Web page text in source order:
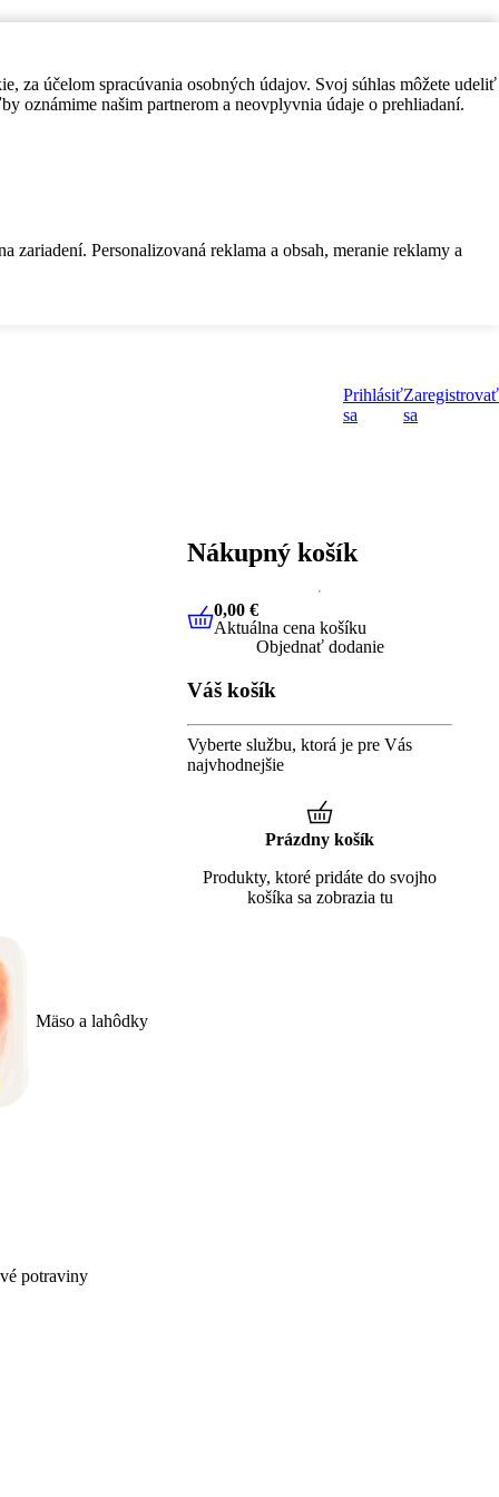
za účelom spracúvania osobných údajov. Svoj súhlas môžete udeliť
oznámime našim partnerom a neovplyvnia údaje o prehliadaní.
Personalizovaná reklama a obsah, meranie reklamy a
Prihlásiť
sa
Zaregistrovať
sa
Mäso a lahôdky
potraviny
Nákupný košík
0,00 €Aktuálna cena košíku
0,00 €
Aktuálna cena košíku
Objednať dodanie
Váš košík
Vyberte službu, ktorá je pre Vás
najvhodnejšie
Prázdny košík
Produkty, ktoré pridáte do svojho
košíka sa zobrazia tu